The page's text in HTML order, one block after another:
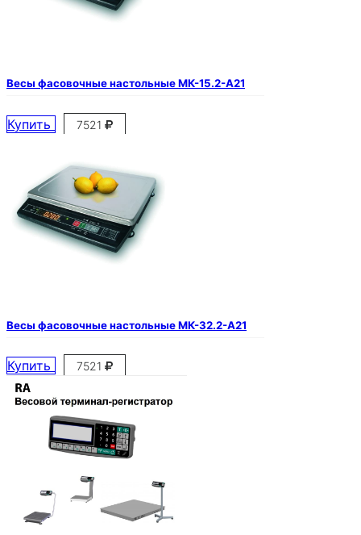
Весы фасовочные настольные МК-15.2-А21
Купить 7521
Весы фасовочные настольные МК-32.2-А21
Купить 7521